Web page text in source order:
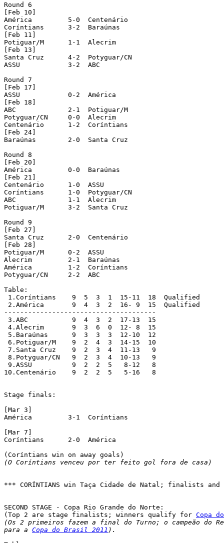
Round 6
[Feb 10]
América		5-0  Centenário
Coríntians	3-2  Baraúnas
[Feb 11]
Potiguar/M	1-1  Alecrim
[Feb 13]
Santa Cruz	4-2  Potyguar/CN
ASSU		3-2  ABC
Round 7
[Feb 17]
ASSU		0-2  América
[Feb 18]
ABC		2-1  Potiguar/M
Potyguar/CN	0-0  Alecrim
Centenário	1-2  Coríntians
[Feb 24]
Baraúnas	2-0  Santa Cruz
Round 8
[Feb 20]
América		0-0  Baraúnas
[Feb 21]
Centenário	1-0  ASSU
Coríntians	1-0  Potyguar/CN
ABC		1-1  Alecrim
Potiguar/M	3-2  Santa Cruz
Round 9
[Feb 27]
Santa Cruz	2-0  Centenário
[Feb 28]
Potiguar/M	0-2  ASSU
Alecrim		2-1  Baraúnas
América		1-2  Coríntians
Potyguar/CN	2-2  ABC
Table:
1.Coríntians 	 9  5  3  1  15-11  18  Qualified
2.América 	 9  4  3  2  16- 9  15  Qualified
--------------------------------------
3.ABC 		 9  4  3  2  17-13  15
4.Alecrim 	 9  3  6  0  12- 8  15
5.Baraúnas 	 9  3  3  3  12-10  12
6.Potiguar/M 	 9  2  4  3  14-15  10
7.Santa Cruz 	 9  2  3  4  11-13   9
8.Potyguar/CN 	 9  2  3  4  10-13   9
9.ASSU 	 9  2  2  5   8-12   8
10.Centenário 	 9  2  2  5   5-16   8
Stage finals:
[Mar 3]
América		3-1  Coríntians
[Mar 7]
Coríntians	2-0  América
(O Coríntians venceu por ter feito gol fora de casa)
*** CORÍNTIANS win Taça Cidade de Natal; finalists
SECOND STAGE - Copa Rio Grande do Norte:
(Top 2 are stage finalists; winners qualify for Copa
(Os 2 primeiros fazem a final do Turno; o campeão do
para a Copa do Brasil 2011 ).